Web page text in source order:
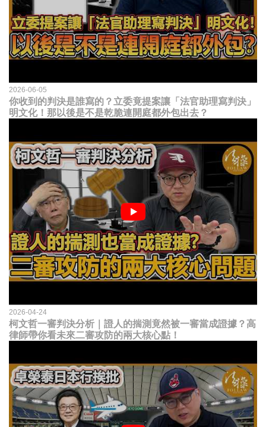
2026-06-05
你收到的判決是誰寫的？立委竟提案讓「法官助理寫判決」
明文化！那以後是不是乾脆連開庭都外包出去？
2026-04-24
柯文哲一審判決分析｜證人的揣測竟然被一審當成證據？高
律師帶你看未來二審攻防的兩大核心點！